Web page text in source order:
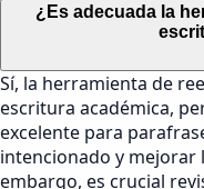
¿Es adecuada la
Sí, la herramienta de
escritura académica,
excelente para
intencionado y mejorar
embargo, es crucial